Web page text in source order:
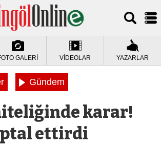
GALERİ VİDEOLAR YAZARLAR
Gündem
karar!
iptal ettirdi